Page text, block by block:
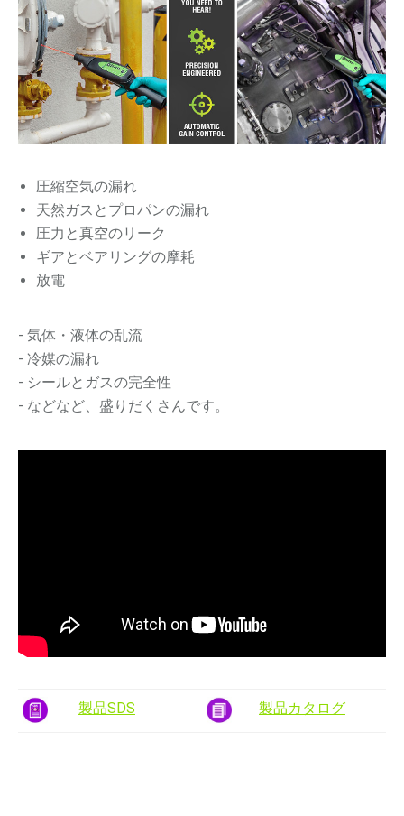
圧縮空気の漏れ
天然ガスとプロパンの漏れ
圧力と真空のリーク
ギアとベアリングの摩耗
放電
- 気体・液体の乱流
- 冷媒の漏れ
- シールとガスの完全性
- などなど、盛りだくさんです。
製品SDS 製品カタログ